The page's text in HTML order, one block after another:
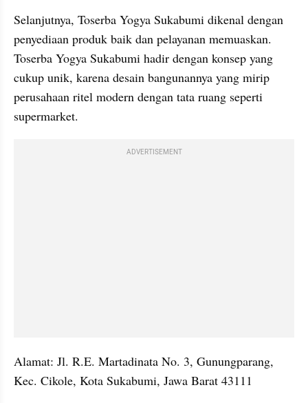
Selanjutnya, Toserba Yogya Sukabumi dikenal dengan
penyediaan produk baik dan pelayanan memuaskan.
Toserba Yogya Sukabumi hadir dengan konsep yang
cukup unik, karena desain bangunannya yang mirip
perusahaan ritel modern dengan tata ruang seperti
supermarket.
ADVERTISEMENT
Alamat: Jl. R.E. Martadinata No. 3, Gunungparang,
Kec. Cikole, Kota Sukabumi, Jawa Barat 43111